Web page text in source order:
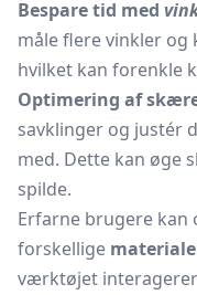
Bespare tid med
måle flere vinkler og
hvilket kan forenkle
Optimering af
savklinger og justér
med. Dette kan øge
spilde.
Erfarne brugere kan
forskellige
værktøjet